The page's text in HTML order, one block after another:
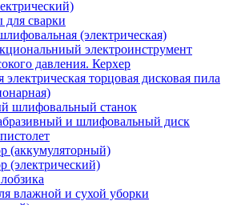
сварки
(электрическая)
электроинструмент
давления. Керхер
электрическая торцовая дисковая пила
шлифовальный станок
и шлифовальный диск
(аккумуляторный)
(электрический)
влажной и сухой уборки